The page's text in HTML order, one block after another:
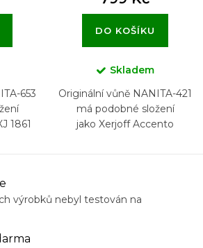
653
1861
DO KOŠÍKU
Skladem
Originální vůně NANITA-421
má podobné složení
jako Xerjoff Accento
výrobků nebyl testován na